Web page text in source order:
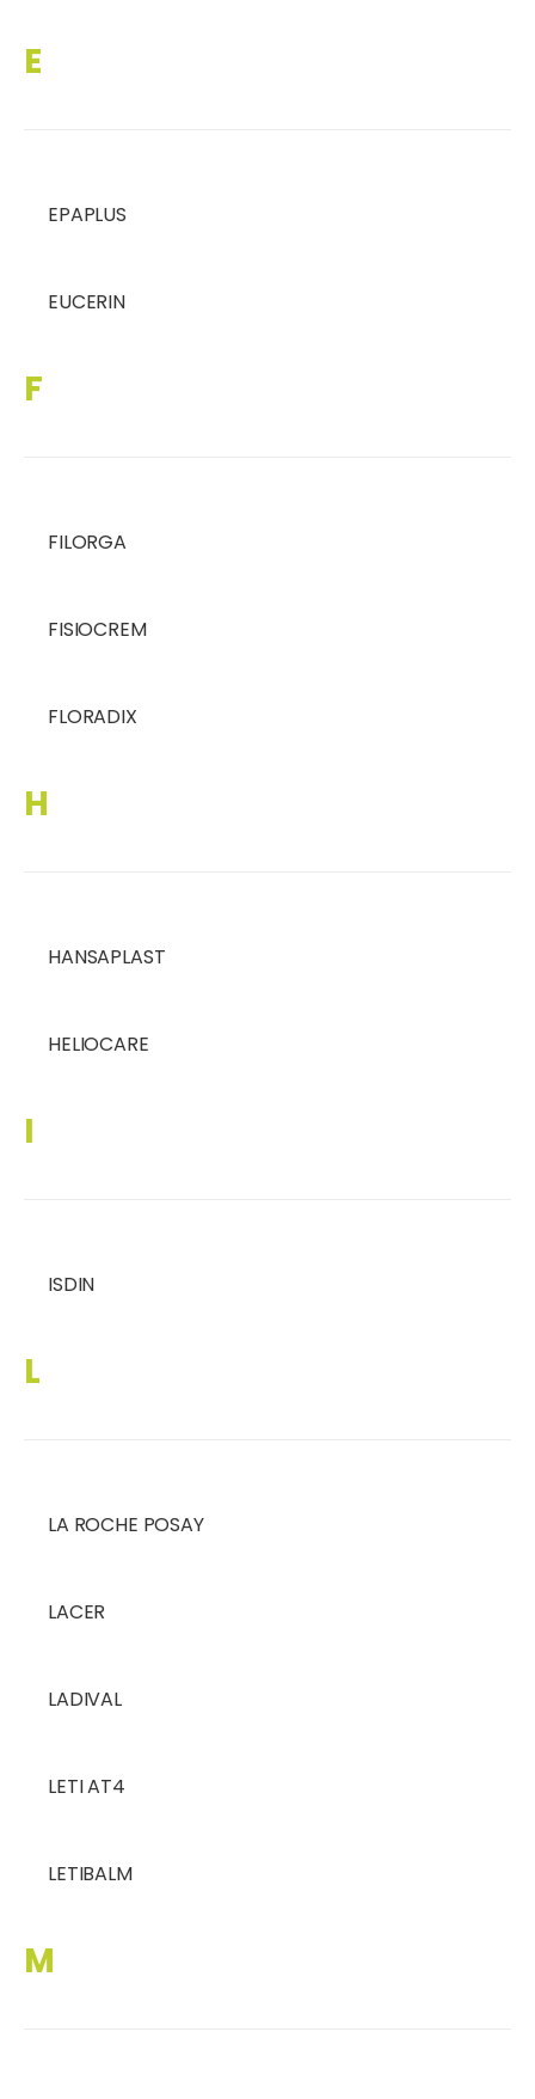
E
EPAPLUS
EUCERIN
F
FILORGA
FISIOCREM
FLORADIX
H
HANSAPLAST
HELIOCARE
I
ISDIN
L
LA ROCHE POSAY
LACER
LADIVAL
LETI AT4
LETIBALM
M